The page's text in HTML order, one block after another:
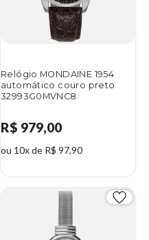
Relógio MONDAINE 1954
automático couro preto
32993G0MVNC8
R$ 979,00
ou 10x de R$ 97,90